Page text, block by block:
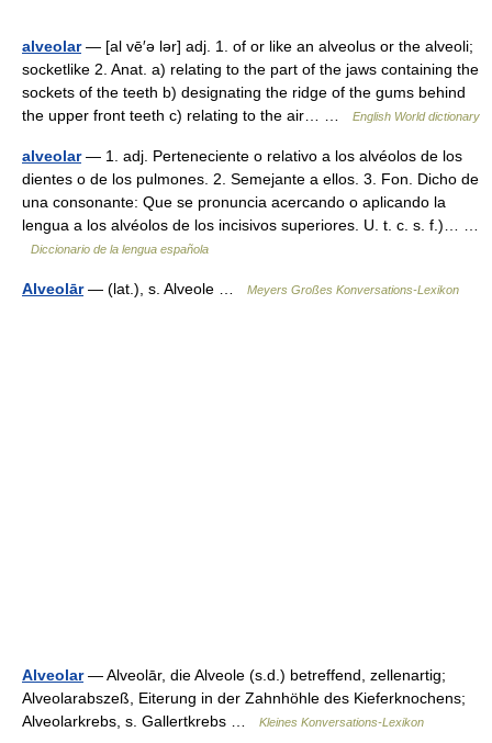
alveolar— [al vē′ə lər] adj. 1. of or like an alveolus or the alveoli;
socketlike 2. Anat. a) relating to the part of the jaws containing the
sockets of the teeth b) designating the ridge of the gums behind
the upper front teeth c) relating to the air… …
English World dictionary
alveolar— 1. adj. Perteneciente o relativo a los alvéolos de los
dientes o de los pulmones. 2. Semejante a ellos. 3. Fon. Dicho de
una consonante: Que se pronuncia acercando o aplicando la
lengua a los alvéolos de los incisivos superiores. U. t. c. s. f.)… …
Diccionario de la lengua española
Alveolār— (lat.), s. Alveole … Meyers Großes Konversations-Lexikon
Alveolar— Alveolār, die Alveole (s.d.) betreffend, zellenartig;
Alveolarabszeß, Eiterung in der Zahnhöhle des Kieferknochens;
Alveolarkrebs, s. Gallertkrebs …
Kleines Konversations-Lexikon